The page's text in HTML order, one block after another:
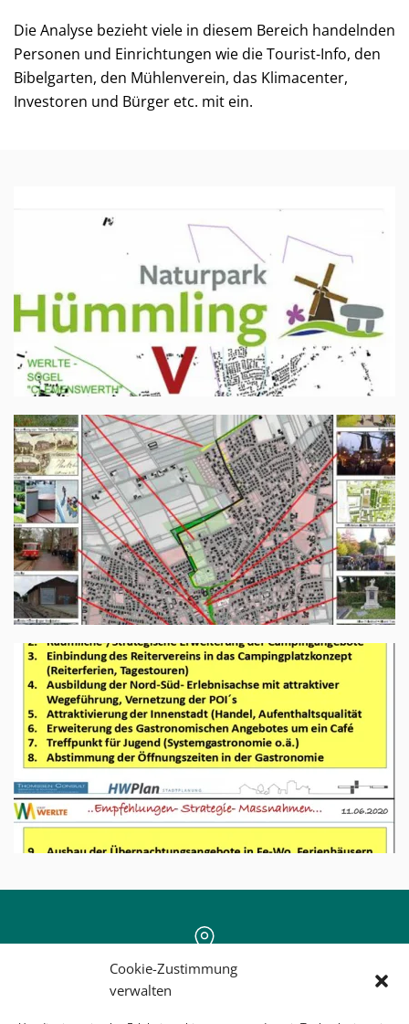
Cookie-Zustimmung
verwalten
Die Analyse bezieht viele in diesem Bereich handelnden
Personen und Einrichtungen wie die Tourist-Info, den
Bibelgarten, den Mühlenverein, das Klimacenter,
Investoren und Bürger etc. mit ein.
Ludmillenhof, 49751 Sögel